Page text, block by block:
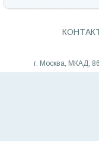
г. Москва, МКАД,